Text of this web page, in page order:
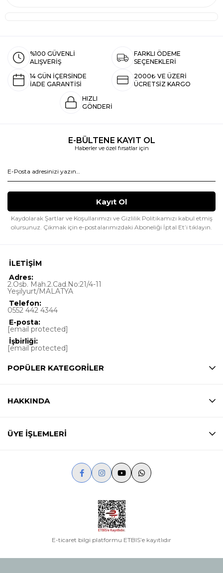
%100 GÜVENLİ
ALIŞVERİŞ
FARKLI ÖDEME
SEÇENEKLERİ
14 GÜN İÇERSİNDE
İADE GARANTİSİ
2000₺ VE ÜZERİ
ÜCRETSİZ KARGO
HIZLI
GÖNDERİ
E-BÜLTENE KAYIT OL
Haberler ve özel fırsatlar için
Kaydolarak Şartlar ve Koşullarımızı ve Gizlilik Politikamızı kabul etmiş
olursunuz. Çıkmak için e-postalarımızdaki Aboneliği İptal Et’i tıklayın.
İLETİŞİM
Adres:
2.Osb. Mah.2.Cad.No:21/4-11
Yeşilyurt/MALATYA
Telefon:
0552 442 4344
E-posta:
[email protected]
İşbirliği:
[email protected]
POPÜLER KATEGORİLER
HAKKINDA
ÜYE İŞLEMLERİ
E-ticaret bilgi platformu ETBIS’e kayıtlıdır